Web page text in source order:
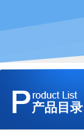
产品目录